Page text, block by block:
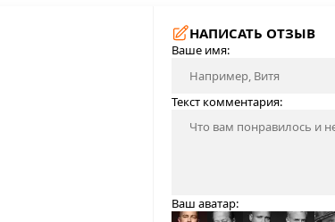
НАПИСАТЬ ОТЗЫВ
Ваше имя:
Текст комментария:
Ваш аватар: